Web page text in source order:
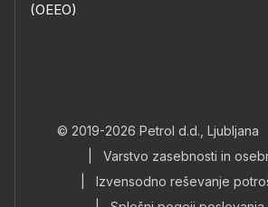
(OEEO)
© 2019-2026 Petrol d.d., Ljubljana
Varstvo zasebnosti in
Izvensodno reševanje